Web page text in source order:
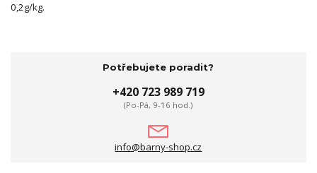
0,2g/kg.
Potřebujete poradit?
+420 723 989 719
(Po-Pá, 9-16 hod.)
info@barny-shop.cz